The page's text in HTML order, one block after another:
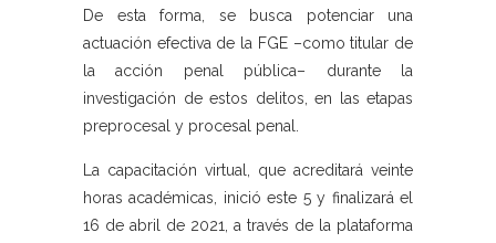
De esta forma, se busca potenciar una
actuación efectiva de la FGE –como titular de
la acción penal pública– durante la
investigación de estos delitos, en las etapas
preprocesal y procesal penal.
La capacitación virtual, que acreditará veinte
horas académicas, inició este 5 y finalizará el
16 de abril de 2021, a través de la plataforma